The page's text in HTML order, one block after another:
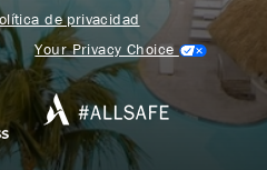
de privacidad
Your Privacy Choice